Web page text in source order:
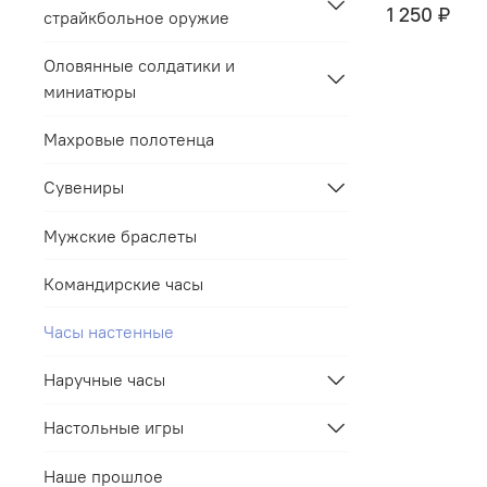
1 250 ₽
страйкбольное оружие
Оловянные солдатики и
миниатюры
Махровые полотенца
Сувениры
Мужские браслеты
Командирские часы
Часы настенные
Наручные часы
Настольные игры
Наше прошлое